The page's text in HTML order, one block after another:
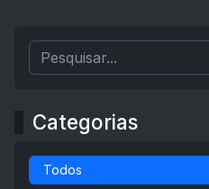
Categorias
Todos